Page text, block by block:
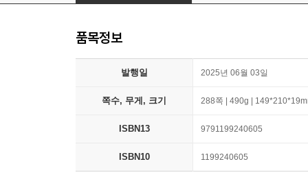
품목정보
발행일 2025년 06월 03일
쪽수, 무게, 크기 288쪽 | 490g |
ISBN13 9791199240605
ISBN10 1199240605